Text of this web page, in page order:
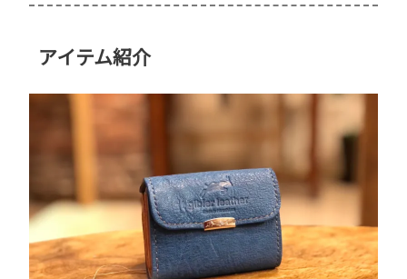
アイテム紹介